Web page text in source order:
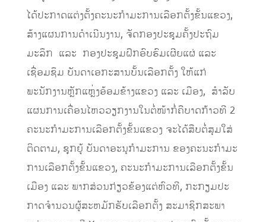
ໄດ້ປະກາດແຕ່ງຕັ້ງຄະນະກໍາມະການເລືອກຕັ້ງຂັ້ນແຂວງ,
ສ້າງແຜນການດໍາເນີນງານ, ຈັດກອງປະຊຸມຄັ້ງປະຖົມ
ມະລຶກ ແລະ ກອງປະຊຸມຝຶກອົບຮົມເຜີຍແຜ່ ແລະ
ເຊື່ອມຊຶມ ບັນດາເອກະສານບັ້ນເລືອກຕັ້ງ ໃຫ້ແກ່
ພະນັກງານຫຼັກແຫຼ່ງອ້ອມຂ້າງແຂວງ ແລະ ເມືອງ, ສໍາລັບ
ແຜນການເຄື່ອນໄຫວວຽກງານໃນຕໍ່ໜ້າກໍ່ຄືບາດກ້າວທີ 2
ຄະນະກໍາມະການເລືອກຕັ້ງຂັ້ນແຂວງ ຈະໄດ້ສືບຕໍ່ສຸມໃສ່
ຕິດຕາມ, ຊຸກຍູ້ ບັນດາອະນຸກໍາມະການ ຂອງຄະນະກໍາມະ
ການເລືອກຕັ້ງຂັ້ນແຂວງ, ຄະນະກໍາມະການເລືອກຕັ້ງຂັ້ນ
ເມືອງ ແລະ ພາກສ່ວນກ່ຽວຂ້ອງແຕ່ຫົວທີ, ກະກຽມປະ
ກາດຈໍານວນຜູ້ສະຫມັກຮັບເລືອກຕັ້ງ ສະມາຊິກສະພາ